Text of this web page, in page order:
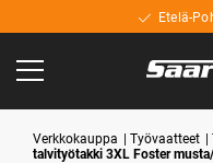
Etelä-
Verkkokauppa Työvaatteet
talvityötakki 3XL Foster